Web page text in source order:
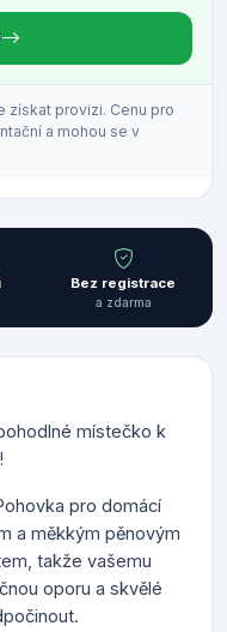
získat provizi. Cenu pro
a mohou se v
Bez registrace
a zdarma
místečko k
pro domácí
a měkkým pěnovým
takže vašemu
oporu a skvělé